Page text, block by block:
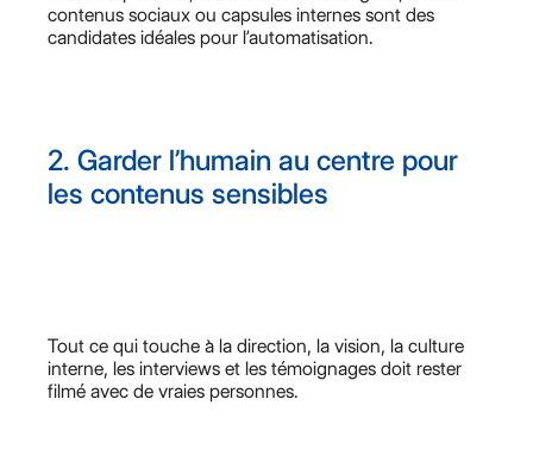
contenus sociaux ou capsules internes sont des
candidates idéales pour l’automatisation.
2. Garder l’humain au centre pour
les contenus sensibles
Tout ce qui touche à la direction, la vision, la culture
interne, les interviews et les témoignages doit rester
filmé avec de vraies personnes.